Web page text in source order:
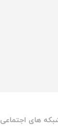
های اجتماعی